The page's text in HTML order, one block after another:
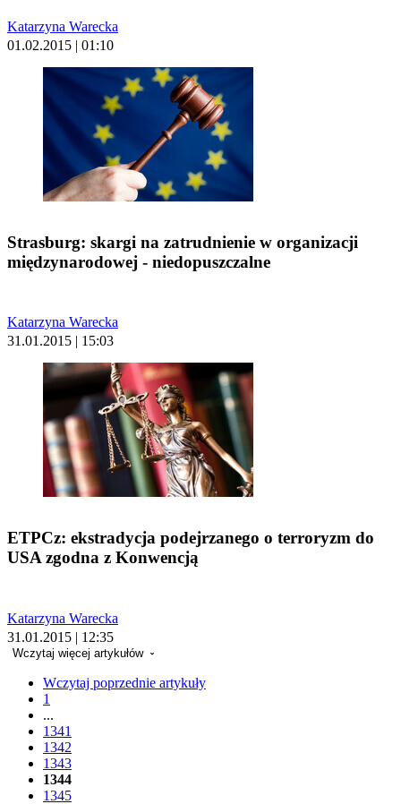
Katarzyna Warecka
01.02.2015 | 01:10
Strasburg: skargi na zatrudnienie w organizacji
międzynarodowej - niedopuszczalne
Katarzyna Warecka
31.01.2015 | 15:03
ETPCz: ekstradycja podejrzanego o terroryzm do
USA zgodna z Konwencją
Katarzyna Warecka
31.01.2015 | 12:35
Wczytaj więcej artykułów
Wczytaj poprzednie artykuły
1
...
1341
1342
1343
1344
1345